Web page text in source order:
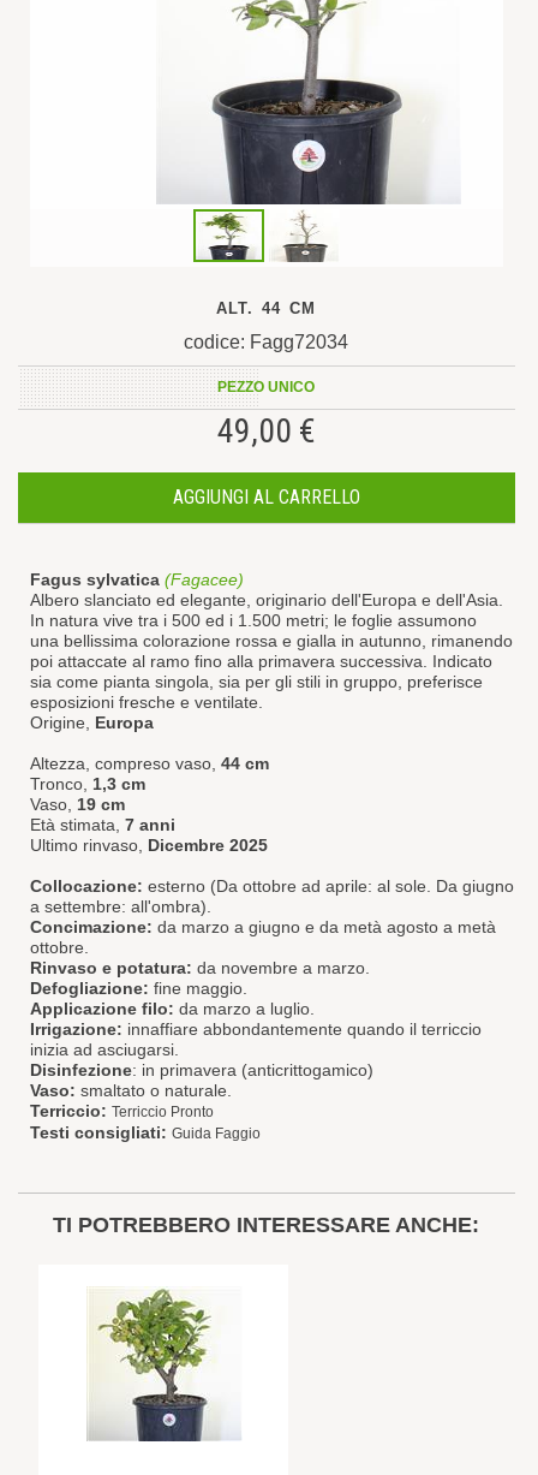
ALT. 44 CM
codice: Fagg72034
PEZZO UNICO
49,00 €
AGGIUNGI AL CARRELLO
Fagus sylvatica (Fagacee)
Albero slanciato ed elegante, originario dell'Europa e dell'Asia.
In natura vive tra i 500 ed i 1.500 metri; le foglie assumono
una bellissima colorazione rossa e gialla in autunno, rimanendo
poi attaccate al ramo fino alla primavera successiva. Indicato
sia come pianta singola, sia per gli stili in gruppo, preferisce
esposizioni fresche e ventilate.
Origine, Europa
Altezza, compreso vaso, 44 cm
Tronco, 1,3 cm
Vaso, 19 cm
Età stimata, 7 anni
Ultimo rinvaso, Dicembre 2025
Collocazione: esterno (Da ottobre ad aprile: al sole. Da giugno
a settembre: all'ombra).
Concimazione: da marzo a giugno e da metà agosto a metà
ottobre.
Rinvaso e potatura: da novembre a marzo.
Defogliazione: fine maggio.
Applicazione filo: da marzo a luglio.
Irrigazione: innaffiare abbondantemente quando il terriccio
inizia ad asciugarsi.
Disinfezione: in primavera (anticrittogamico)
Vaso: smaltato o naturale.
Terriccio: Terriccio Pronto
Testi consigliati: Guida Faggio
TI POTREBBERO INTERESSARE ANCHE: